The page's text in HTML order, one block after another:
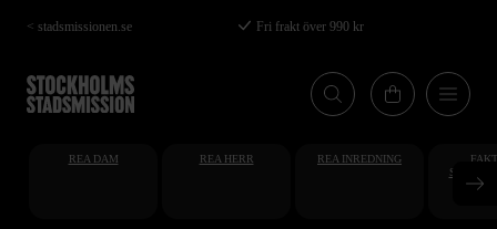
Hoppa
till
huvudinnehåll
< stadsmissionen.se Fri frakt över 990 kr
REA DAM REA HERR REA INREDNING